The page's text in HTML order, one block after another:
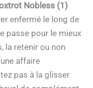
Nobless (1)
enfermé le long de
passe pour le mieux
la retenir ou non
affaire
pas à la glisser